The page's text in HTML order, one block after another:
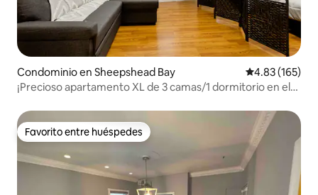
Condominio en Sheepshead Bay Calificación
4.83 (165)
¡Precioso apartamento XL de 3 camas/1 dormitorio en el
Favorito entre huéspedes
Favorito entre huéspedes